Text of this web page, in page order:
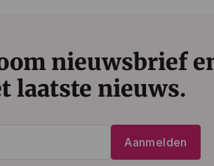
nieuwsbrief
laatste nieuws.
Aanmelden